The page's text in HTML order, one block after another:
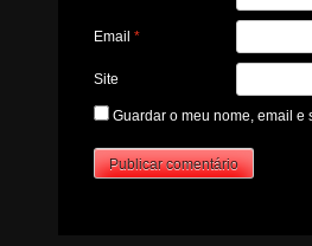
Email*
Site
Guardar o meu nome, email e